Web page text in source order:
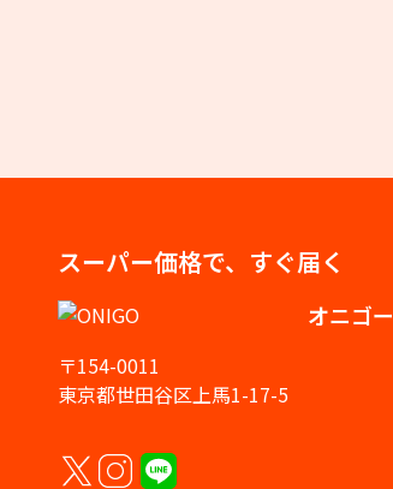
スーパー価格で、すぐ届く
オニゴー
〒154-0011
東京都世田谷区上馬1-17-5